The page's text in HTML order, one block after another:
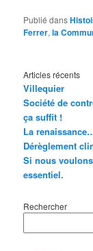
Publié dans
Ferrer,la
Articles récents
Villequier
Société de
ça suffit !
La
Dérèglement
Si nous
essentiel.
Rechercher